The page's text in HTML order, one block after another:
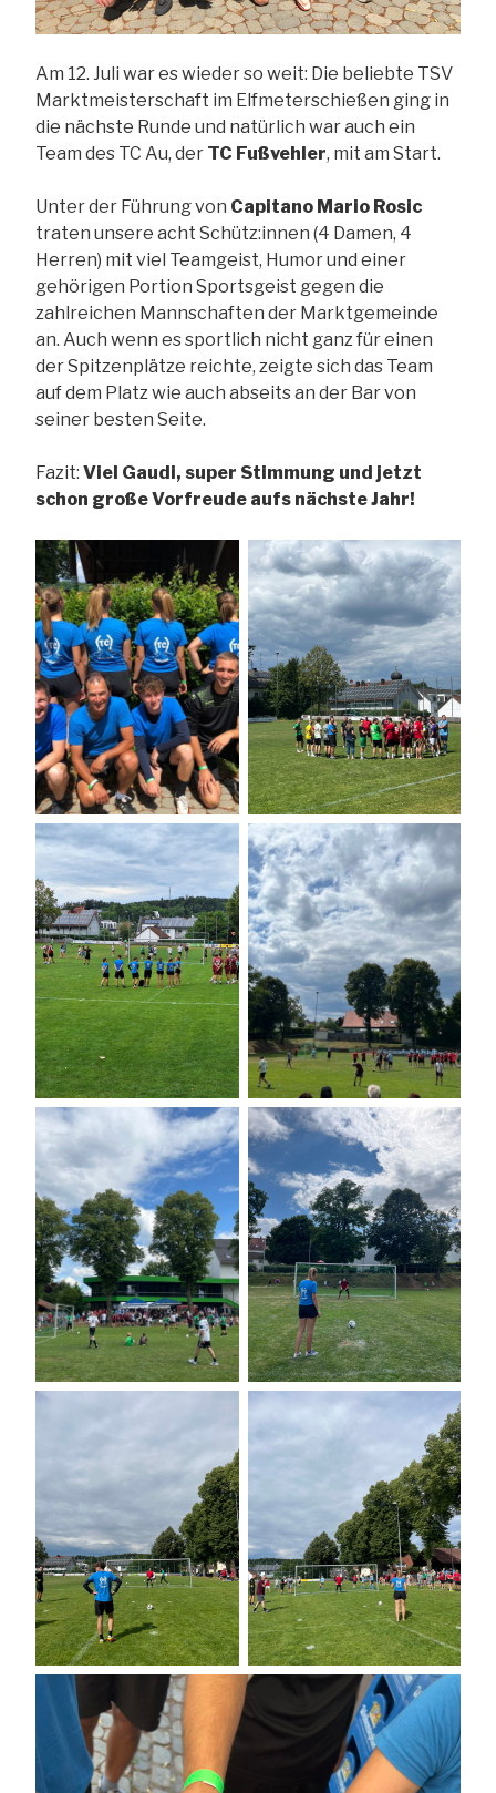
Am 12. Juli war es wieder so weit: Die beliebte TSV
Marktmeisterschaft im Elfmeterschießen ging in
die nächste Runde und natürlich war auch ein
Team des TC Au, der TC Fußvehler, mit am Start.
Unter der Führung von Capitano Mario Rosic
traten unsere acht Schütz:innen (4 Damen, 4
Herren) mit viel Teamgeist, Humor und einer
gehörigen Portion Sportsgeist gegen die
zahlreichen Mannschaften der Marktgemeinde
an. Auch wenn es sportlich nicht ganz für einen
der Spitzenplätze reichte, zeigte sich das Team
auf dem Platz wie auch abseits an der Bar von
seiner besten Seite.
Fazit: Viel Gaudi, super Stimmung und jetzt
schon große Vorfreude aufs nächste Jahr!